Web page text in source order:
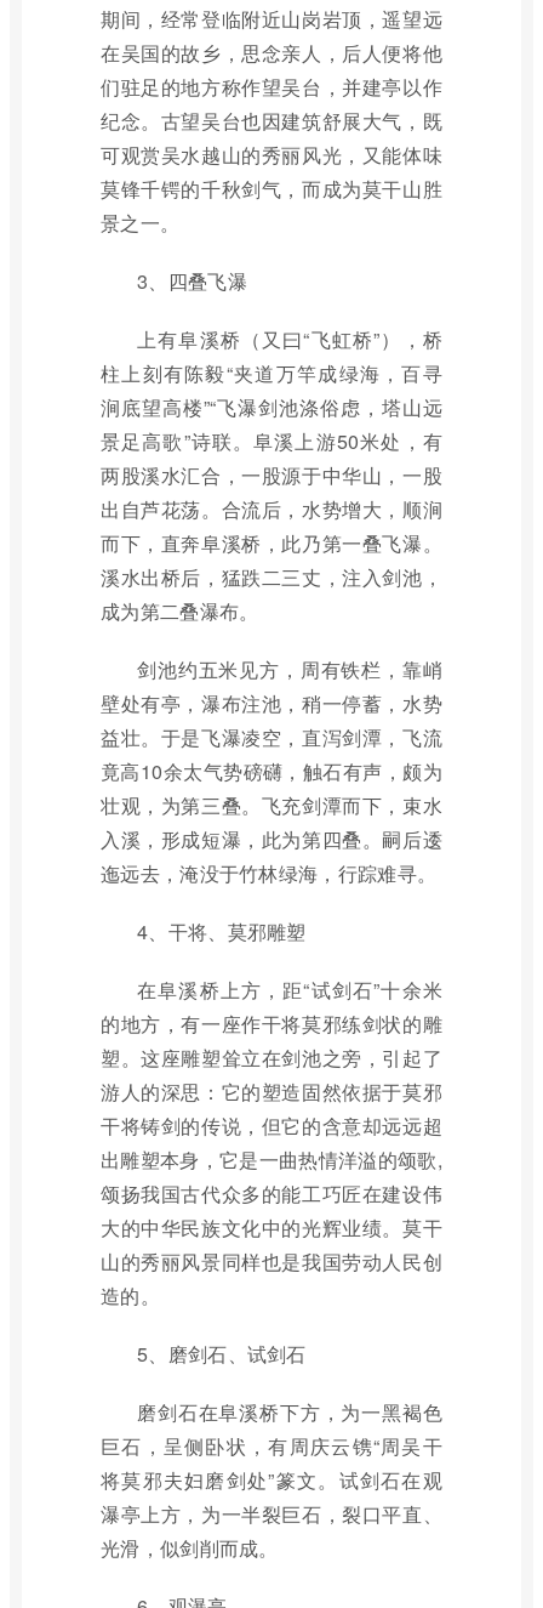
期间，经常登临附近山岗岩顶，遥望远
在吴国的故乡，思念亲人，后人便将他
们驻足的地方称作望吴台，并建亭以作
纪念。古望吴台也因建筑舒展大气，既
可观赏吴水越山的秀丽风光，又能体味
莫锋千锷的千秋剑气，而成为莫干山胜
景之一。
3、四叠飞瀑
上有阜溪桥（又曰“飞虹桥”），桥
柱上刻有陈毅“夹道万竿成绿海，百寻
涧底望高楼”“飞瀑剑池涤俗虑，塔山远
景足高歌”诗联。阜溪上游50米处，有
两股溪水汇合，一股源于中华山，一股
出自芦花荡。合流后，水势增大，顺涧
而下，直奔阜溪桥，此乃第一叠飞瀑。
溪水出桥后，猛跌二三丈，注入剑池，
成为第二叠瀑布。
剑池约五米见方，周有铁栏，靠峭
壁处有亭，瀑布注池，稍一停蓄，水势
益壮。于是飞瀑凌空，直泻剑潭，飞流
竟高10余太气势磅礴，触石有声，颇为
壮观，为第三叠。飞充剑潭而下，束水
入溪，形成短瀑，此为第四叠。嗣后逶
迤远去，淹没于竹林绿海，行踪难寻。
4、干将、莫邪雕塑
在阜溪桥上方，距“试剑石”十余米
的地方，有一座作干将莫邪练剑状的雕
塑。这座雕塑耸立在剑池之旁，引起了
游人的深思：它的塑造固然依据于莫邪
干将铸剑的传说，但它的含意却远远超
出雕塑本身，它是一曲热情洋溢的颂歌,
颂扬我国古代众多的能工巧匠在建设伟
大的中华民族文化中的光辉业绩。莫干
山的秀丽风景同样也是我国劳动人民创
造的。
5、磨剑石、试剑石
磨剑石在阜溪桥下方，为一黑褐色
巨石，呈侧卧状，有周庆云镌“周吴干
将莫邪夫妇磨剑处”篆文。试剑石在观
瀑亭上方，为一半裂巨石，裂口平直、
光滑，似剑削而成。